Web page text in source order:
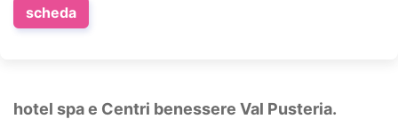
scheda
hotel spa e Centri benessere Val Pusteria.